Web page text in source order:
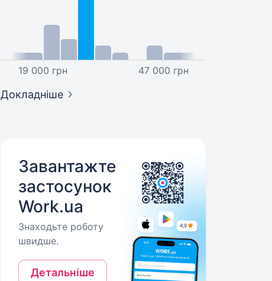
19 000 грн 47 000 грн
Докладніше
Завантажте
застосунок
Work.ua
Знаходьте роботу
швидше.
Детальніше